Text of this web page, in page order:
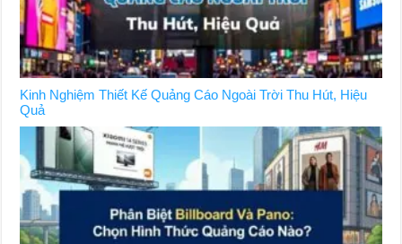
Kinh Nghiệm Thiết Kế Quảng Cáo Ngoài Trời Thu Hút, Hiệu
Quả